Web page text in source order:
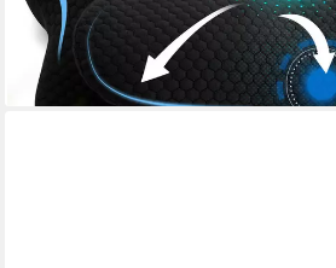
-38%
lieferbar - in 3-4 Werktagen bei dir